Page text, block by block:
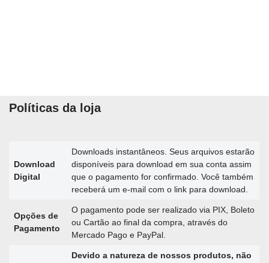
Políticas da loja
Download
Digital
Downloads instantâneos. Seus arquivos estarão
disponíveis para download em sua conta assim
que o pagamento for confirmado. Você também
receberá um e-mail com o link para download.
Opções de
Pagamento
O pagamento pode ser realizado via PIX, Boleto
ou Cartão ao final da compra, através do
Mercado Pago e PayPal.
Devido a natureza de nossos produtos, não